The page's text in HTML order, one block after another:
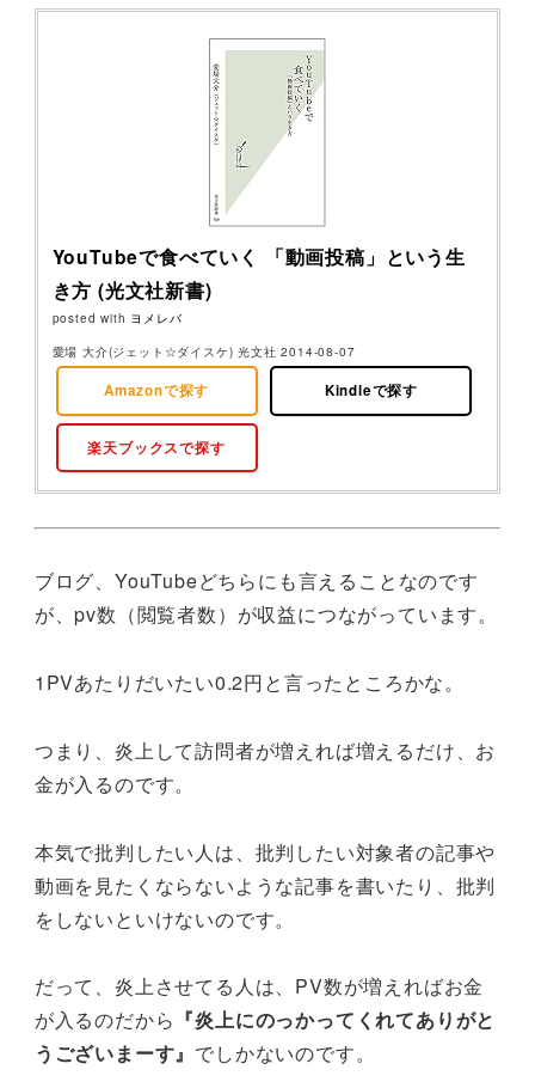
YouTubeで食べていく 「動画投稿」という生
き方 (光文社新書)
posted with ヨメレバ
愛場 大介(ジェット☆ダイスケ) 光文社 2014-08-07
Amazonで探す Kindleで探す
楽天ブックスで探す
ブログ、YouTubeどちらにも言えることなのです
が、pv数（閲覧者数）が収益につながっています。
1PVあたりだいたい0.2円と言ったところかな。
つまり、炎上して訪問者が増えれば増えるだけ、お
金が入るのです。
本気で批判したい人は、批判したい対象者の記事や
動画を見たくならないような記事を書いたり、批判
をしないといけないのです。
だって、炎上させてる人は、PV数が増えればお金
が入るのだから 『炎上にのっかってくれてありがと
うございまーす』 でしかないのです。